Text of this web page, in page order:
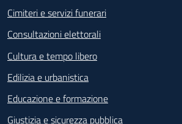
Cimiteri e servizi funerari
Consultazioni elettorali
Cultura e tempo libero
Edilizia e urbanistica
Educazione e formazione
Giustizia e sicurezza pubblica